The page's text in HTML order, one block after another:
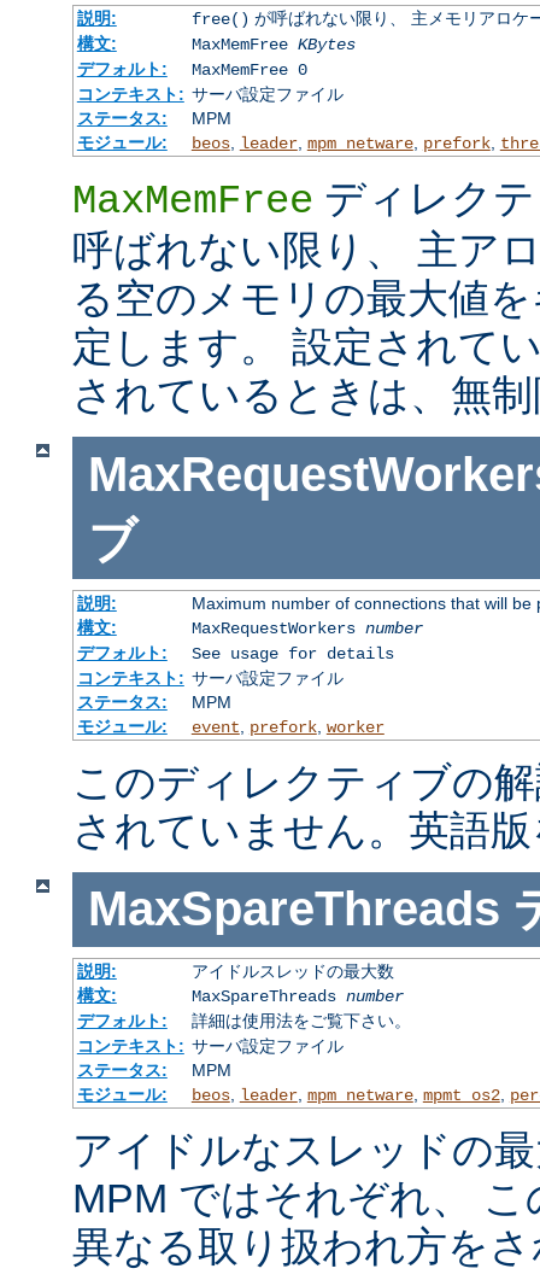
説明: free() が呼ばれない限り、 主メモリアロケ
構文:
MaxMemFree KBytes
デフォルト:
MaxMemFree 0
コンテキスト: サーバ設定ファイル
ステータス:
MPM
モジュール:
beos, leader, mpm_netware, prefork,
MaxMemFree ディレク
呼ばれない限り、 主ア
る空のメモリの最大値
定します。 設定されて
されているときは、無
ブ
説明:
Maximum number of connections that will be
構文:
MaxRequestWorkers number
デフォルト:
See usage for details
コンテキスト: サーバ設定ファイル
ステータス:
MPM
モジュール:
event prefork, worker
このディレクティブの
されていません。英語
MaxSpareThreads
説明:
アイドルスレッドの最大数
構文:
MaxSpareThreads number
デフォルト:
詳細は使用法をご覧下さい。
コンテキスト: サーバ設定ファイル
ステータス:
MPM
モジュール:
beos, leader, mpm_netware, mpmt_os2,
アイドルなスレッドの
MPM ではそれぞれ、
異なる取り扱われ方を